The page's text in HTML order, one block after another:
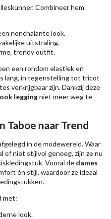
Combineer hem
nonchalante look.
uitstraling.
trendy outfit.
een rondom elastiek en
lang, in tegenstelling tot tricot
verkrijgbaar zijn. Dankzij deze
leggingniet meer weg te
Taboe naar Trend
in de modewereld. Waar
of niet stijlvol genoeg, zijn ze nu
Vooral de dames
én stijl, waardoor ze ideaal
met:
look.